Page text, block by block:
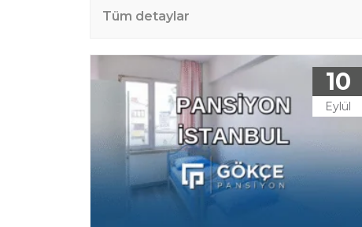
bulmak, hem bütçe hem de konfor
açısından oldukça önemlidir. Özellikle
kalacak bireyler, hem uygun fiyatlı hem
de güvenli bir ortam arar. Bu noktada
pansiyonlar, özellikle de erkek
misafirlere özel hizmet veren
seçenekler, pratik ve ekonomik
çözümler sunar. Çağlayan’da yer…
Tüm detaylar
10
Eylül